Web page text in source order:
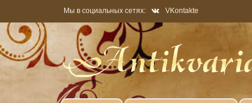
Мы в социальных сетях: VKontakte